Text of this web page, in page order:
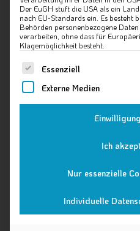
Der EuGH stuft die USA als ein
nach EU-Standards ein. Es besteht
Behörden personenbezogene
verarbeiten, ohne dass für
Klagemöglichkeit besteht.
Es folgt eine Liste der
Essenziell
Externe Medien
Ich
Nur essenzielle
Individuelle